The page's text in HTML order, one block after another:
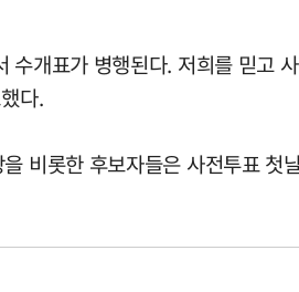
개표가 병행된다. 저희를 믿고
다.
비롯한 후보자들은 사전투표